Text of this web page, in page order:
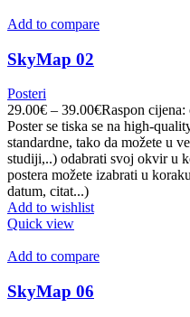
Add to compare
SkyMap 02
Posteri
29.00€ – 39.00€Raspon
Poster se tiska se na high-
standardne, tako da možete u
studiji,..) odabrati svoj okvir u
postera možete izabrati u
datum, citat...)
Add to wishlist
Quick view
Add to compare
SkyMap 06